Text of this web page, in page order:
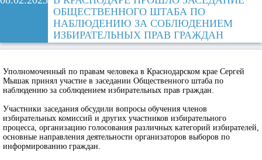
ОБЩЕСТВЕННОГО ШТАБА ПО
НАБЛЮДЕНИЮ ЗА СОБЛЮДЕНИЕМ
ИЗБИРАТЕЛЬНЫХ ПРАВ ГРАЖДАН
Уполномоченный по правам человека в Краснодарском крае Сергей
Мышак принял участие в заседании Общественного штаба по
наблюдению за соблюдением избирательных прав граждан.
Участники заседания обсудили вопросы обучения членов
избирательных комиссий и других участников избирательного
процесса, организацию голосования различных категорий избирателей,
основные направления деятельности организаторов выборов по
информированию граждан.